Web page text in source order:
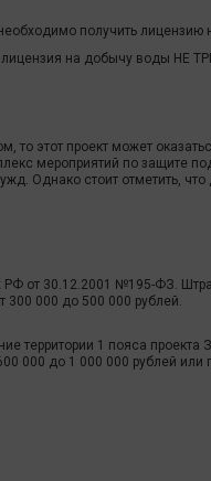
получить
на добычу воды НЕ
то этот проект может
мероприятий по защите
Однако стоит отметить,
от 30.12.2001 №195-ФЗ.
300 000 до 500 000 рублей.
территории 1 пояса
000 до 1 000 000 рублей или